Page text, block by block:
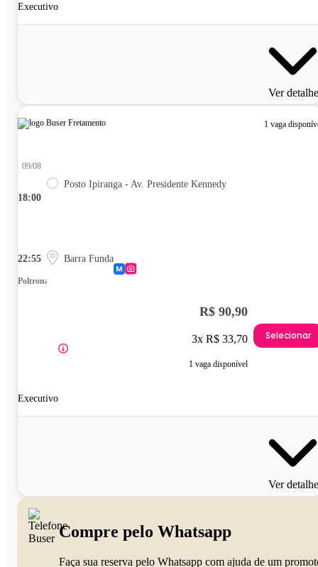
Executivo
Ver
1 vaga
18:00
09/08
Posto Ipiranga - Av. Presidente Kennedy
22:55 Barra Funda
Poltrona
Executivo
R$ 90,90
3x R$ 33,70
1 vaga disponível
Selecionar
Ver
Compre pelo Whatsapp
Faça sua reserva pelo Whatsapp com ajuda de um